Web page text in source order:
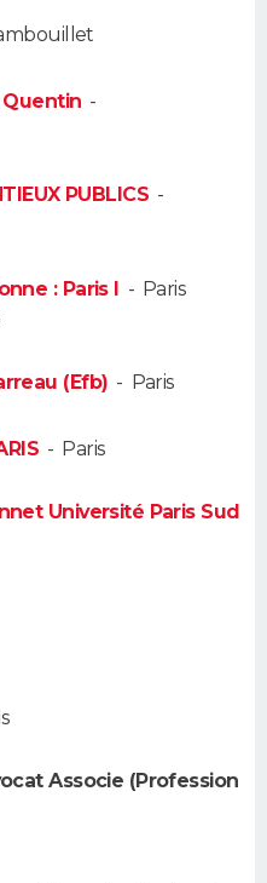
Quentin -
PUBLICS-
: Paris I - Paris
(Efb) - Paris
- Paris
Université Paris Sud
Associe (Profession